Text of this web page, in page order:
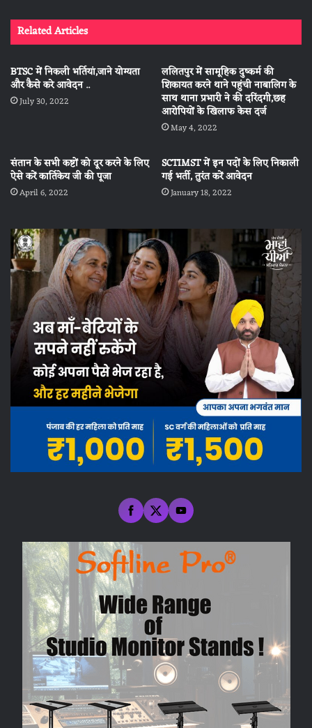
Related Articles
BTSC में निकली भर्तियां,जाने योग्यता
और कैसे करे आवेदन ..
July 30, 2022
ललितपुर में सामूहिक दुष्कर्म की
शिकायत करने थाने पहुंची नाबालिग के
साथ थाना प्रभारी ने की दरिंदगी,छह
आरोपियों के खिलाफ केस दर्ज
May 4, 2022
संतान के सभी कष्टों को दूर करने के लिए
ऐसे करें कार्तिकेय जी की पूजा
April 6, 2022
SCTIMST में इन पदों के लिए निकाली
गई भर्ती, तुरंत करें आवेदन
January 18, 2022